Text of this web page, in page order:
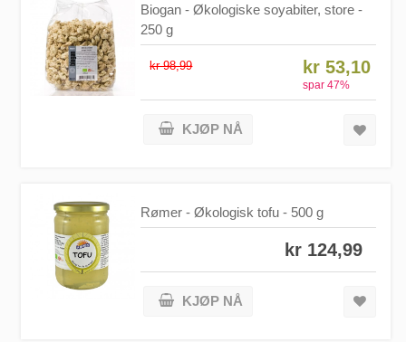
Biogan - Økologiske soyabiter, store -
250 g
kr 98,99 kr 53,10
spar47%
KJØP NÅ
Rømer - Økologisk tofu - 500 g
kr 124,99
KJØP NÅ